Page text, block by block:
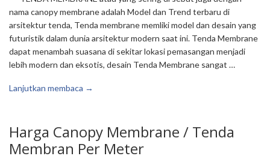
nama canopy membrane adalah Model dan Trend terbaru di
arsitektur tenda, Tenda membrane memliki model dan desain yang
futuristik dalam dunia arsitektur modern saat ini. Tenda Membrane
dapat menambah suasana di sekitar lokasi pemasangan menjadi
lebih modern dan eksotis, desain Tenda Membrane sangat …
Lanjutkan membaca →
Harga Canopy Membrane / Tenda
Membran Per Meter